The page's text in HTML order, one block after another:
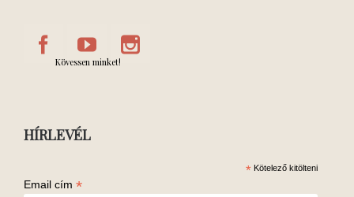
Kövessen minket!
HÍRLEVÉL
* Kötelező kitölteni
Email cím *